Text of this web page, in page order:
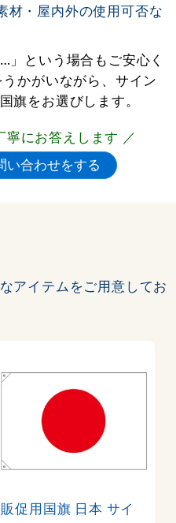
材・屋内外の使用可否な
」という場合もご安心く
かがいながら、サイン
旗をお選びします。
寧にお答えします ／
アイテムをご用意してお
販促用国旗 日本 サイ